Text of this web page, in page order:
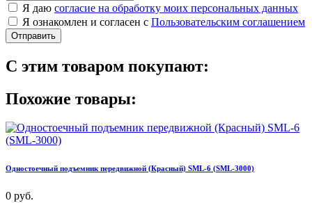
Я даю согласие на обработку моих персональных данных
Я ознакомлен и согласен с Пользовательским соглашением
Отправить
С этим товаром покупают:
Похожие товары:
Одностоечный подъемник передвижной (Красный) SML-6 (SML-3000)
0 руб.